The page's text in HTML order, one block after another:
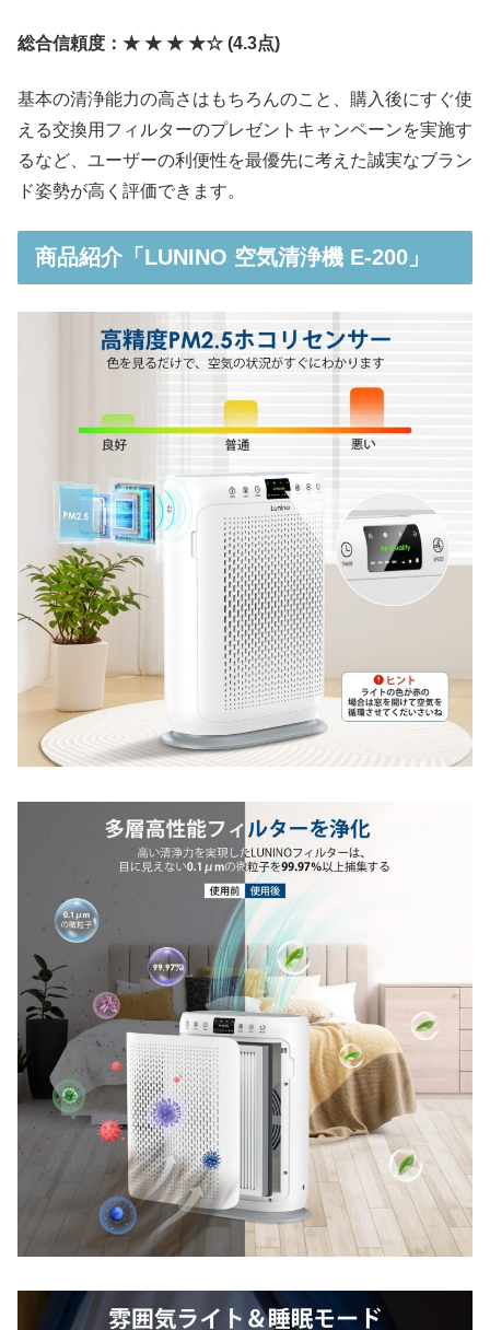
総合信頼度：★ ★ ★ ★☆ (4.3点)
基本の清浄能力の高さはもちろんのこと、購入後にすぐ使
える交換用フィルターのプレゼントキャンペーンを実施す
るなど、ユーザーの利便性を最優先に考えた誠実なブラン
ド姿勢が高く評価できます。
商品紹介「LUNINO 空気清浄機 E-200」